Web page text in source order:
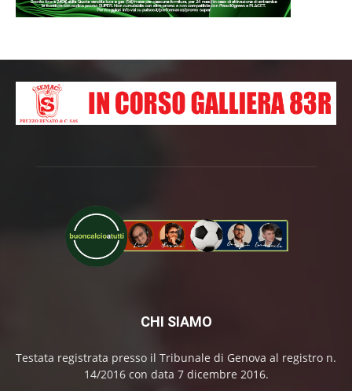
CHI SIAMO
Testata registrata presso il Tribunale di Genova al registro n.
14/2016 con data 7 dicembre 2016.